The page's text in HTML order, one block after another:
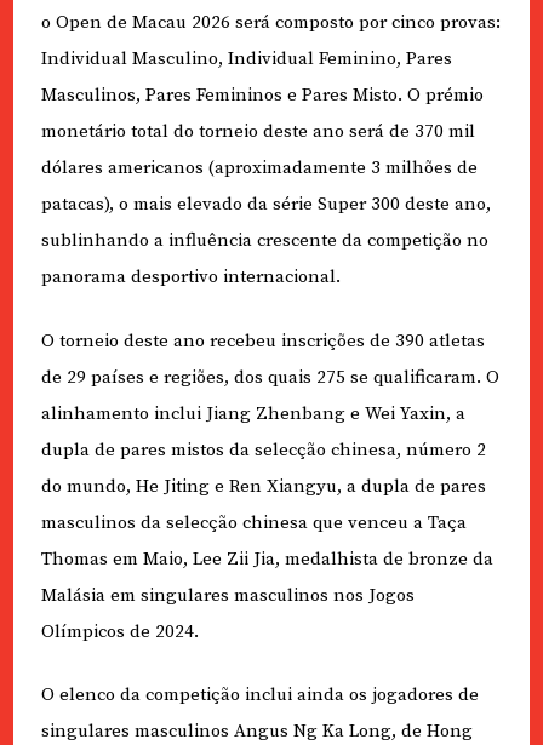
o Open de Macau 2026 será composto por cinco provas:
Individual Masculino, Individual Feminino, Pares
Masculinos, Pares Femininos e Pares Misto. O prémio
monetário total do torneio deste ano será de 370 mil
dólares americanos (aproximadamente 3 milhões de
patacas), o mais elevado da série Super 300 deste ano,
sublinhando a influência crescente da competição no
panorama desportivo internacional.
O torneio deste ano recebeu inscrições de 390 atletas
de 29 países e regiões, dos quais 275 se qualificaram. O
alinhamento inclui Jiang Zhenbang e Wei Yaxin, a
dupla de pares mistos da selecção chinesa, número 2
do mundo, He Jiting e Ren Xiangyu, a dupla de pares
masculinos da selecção chinesa que venceu a Taça
Thomas em Maio, Lee Zii Jia, medalhista de bronze da
Malásia em singulares masculinos nos Jogos
Olímpicos de 2024.
O elenco da competição inclui ainda os jogadores de
singulares masculinos Angus Ng Ka Long, de Hong